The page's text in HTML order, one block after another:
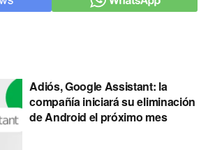
Adiós, Google Assistant: la
compañía iniciará su eliminación
de Android el próximo mes